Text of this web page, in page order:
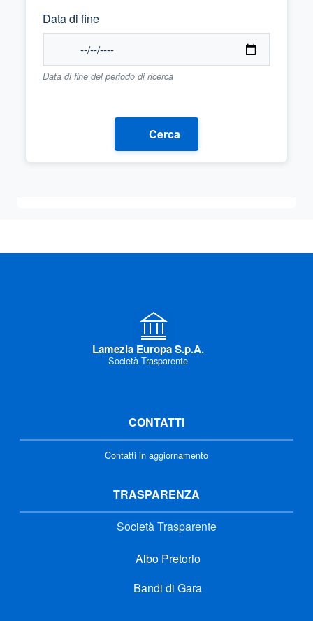
Data di fine
Data di fine del periodo di ricerca
Cerca
Lamezia Europa S.p.A.
Società Trasparente
CONTATTI
Contatti in aggiornamento
TRASPARENZA
Società Trasparente
Albo Pretorio
Bandi di Gara